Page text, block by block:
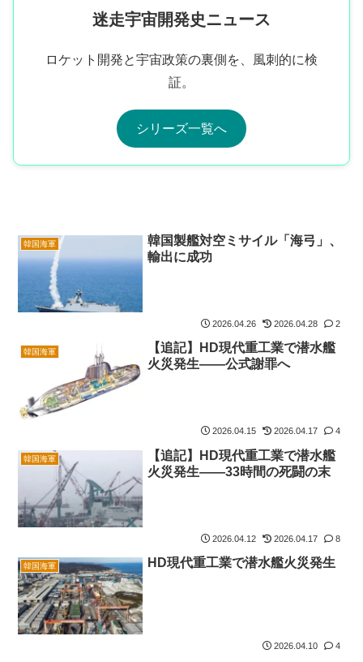
迷走宇宙開発史ニュース
ロケット開発と宇宙政策の裏側を、風刺的に検
証。
シリーズ一覧へ
韓国海軍
韓国製艦対空ミサイル「海弓」、
輸出に成功
2026.04.26 2026.04.28 2
韓国海軍
【追記】HD現代重工業で潜水艦
火災発生――公式謝罪へ
2026.04.15 2026.04.17 4
韓国海軍
【追記】HD現代重工業で潜水艦
火災発生――33時間の死闘の末
2026.04.12 2026.04.17 8
韓国海軍 HD現代重工業で潜水艦火災発生
2026.04.10 4